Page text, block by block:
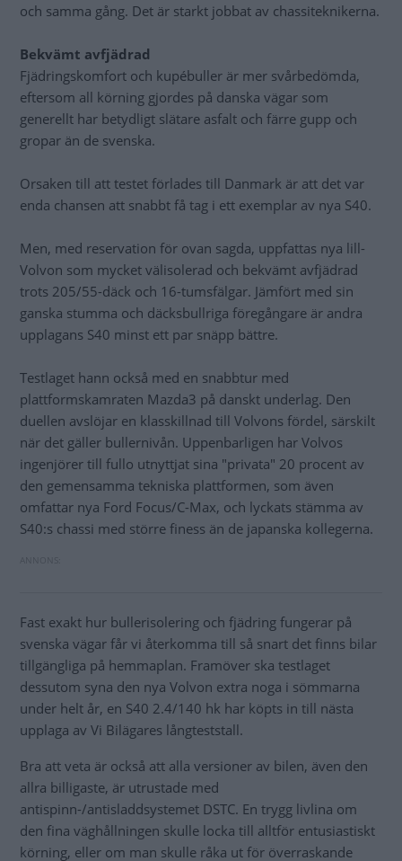
och samma gång. Det är starkt jobbat av chassiteknikerna.
Bekvämt avfjädrad
Fjädringskomfort och kupébuller är mer svårbedömda,
eftersom all körning gjordes på danska vägar som
generellt har betydligt slätare asfalt och färre gupp och
gropar än de svenska.
Orsaken till att testet förlades till Danmark är att det var
enda chansen att snabbt få tag i ett exemplar av nya S40.
Men, med reservation för ovan sagda, uppfattas nya lill-
Volvon som mycket välisolerad och bekvämt avfjädrad
trots 205/55-däck och 16-tumsfälgar. Jämfört med sin
ganska stumma och däcksbullriga föregångare är andra
upplagans S40 minst ett par snäpp bättre.
Testlaget hann också med en snabbtur med
plattformskamraten Mazda3 på danskt underlag. Den
duellen avslöjar en klasskillnad till Volvons fördel, särskilt
när det gäller bullernivån. Uppenbarligen har Volvos
ingenjörer till fullo utnyttjat sina "privata" 20 procent av
den gemensamma tekniska plattformen, som även
omfattar nya Ford Focus/C-Max, och lyckats stämma av
S40:s chassi med större finess än de japanska kollegerna.
Fast exakt hur bullerisolering och fjädring fungerar på
svenska vägar får vi återkomma till så snart det finns bilar
tillgängliga på hemmaplan. Framöver ska testlaget
dessutom syna den nya Volvon extra noga i sömmarna
under helt år, en S40 2.4/140 hk har köpts in till nästa
upplaga av Vi Bilägares långteststall.
Bra att veta är också att alla versioner av bilen, även den
allra billigaste, är utrustade med
antispinn-/antisladdsystemet DSTC. En trygg livlina om
den fina väghållningen skulle locka till alltför entusiastiskt
körning, eller om man skulle råka ut för överraskande